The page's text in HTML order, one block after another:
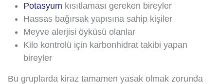
Potasyum kısıtlaması gereken bireyler
Hassas bağırsak yapısına sahip kişiler
Meyve alerjisi öyküsü olanlar
Kilo kontrolü için karbonhidrat takibi yapan
bireyler
Bu gruplarda kiraz tamamen yasak olmak zorunda